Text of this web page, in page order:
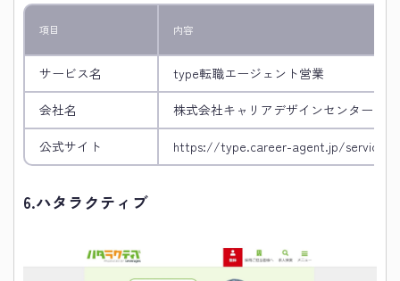
項目 内容
サービス名 type転職エージェント営業
会社名 株式会社キャリアデザインセンター
公式サイト https://type.career-agent.jp/service/
6.ハタラクティブ